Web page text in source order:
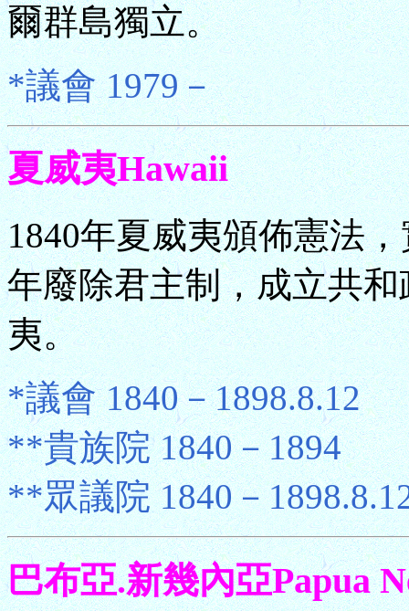
爾群島獨立。
*議會 1979－
夏威夷Hawaii
1840年夏威夷頒佈憲法
年廢除君主制，成立共
夷。
*議會 1840－1898.8.12
**貴族院 1840－1894
**眾議院 1840－
巴布亞.新幾內亞Papua